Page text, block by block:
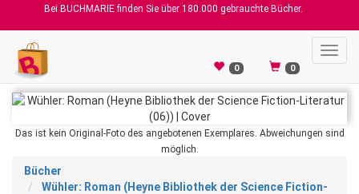
Bei BUCHMARIE finden Sie über 180.000 gebrauchte Bücher.
0 0
Das ist kein Original-Foto des angebotenen Exemplares. Abweichungen sind
möglich.
Bücher
Wühler: Roman (Heyne Bibliothek der Science Fiction-